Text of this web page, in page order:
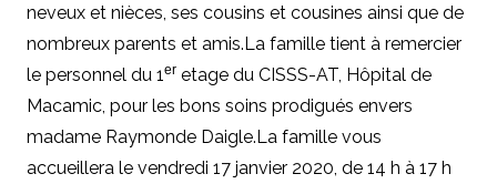
neveux et nièces, ses cousins et cousines ainsi que de
nombreux parents et amis.La famille tient à remercier
le personnel du 1 er etage du CISSS-AT, Hôpital de
Macamic, pour les bons soins prodigués envers
madame Raymonde Daigle.La famille vous
accueillera le vendredi 17 janvier 2020, de 14 h à 17 h